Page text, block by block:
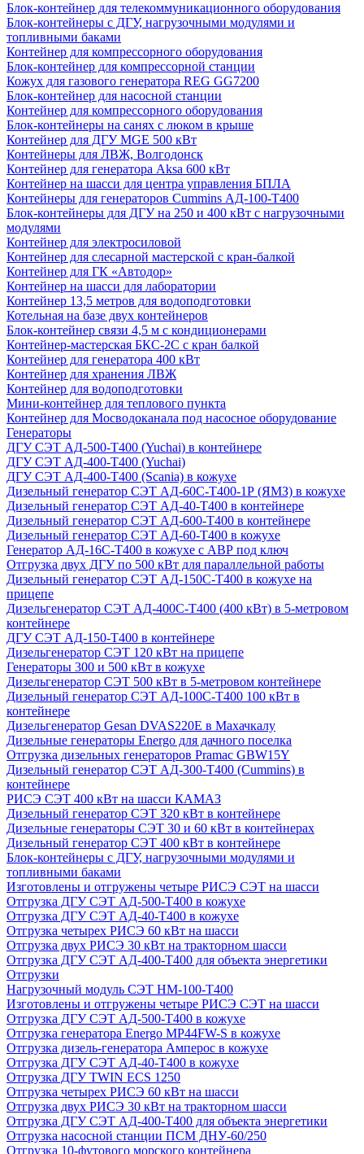
Блок-контейнер для телекоммуникационного оборудования
Блок-контейнеры с ДГУ, нагрузочными модулями и
топливными баками
Контейнер для компрессорного оборудования
Блок-контейнер для компрессорной станции
Кожух для газового генератора REG GG7200
Блок-контейнер для насосной станции
Контейнер для компрессорного оборудования
Блок-контейнеры на санях с люком в крыше
Контейнер для ДГУ MGE 500 кВт
Контейнеры для ЛВЖ, Волгодонск
Контейнер для генератора Aksa 600 кВт
Контейнер на шасси для центра управления БПЛА
Контейнеры для генераторов Cummins АД-100-Т400
Блок-контейнеры для ДГУ на 250 и 400 кВт с нагрузочными
модулями
Контейнер для электросиловой
Контейнер для слесарной мастерской с кран-балкой
Контейнер для ГК «Автодор»
Контейнер на шасси для лаборатории
Контейнер 13,5 метров для водоподготовки
Котельная на базе двух контейнеров
Блок-контейнер связи 4,5 м с кондиционерами
Контейнер-мастерская БКС-2С с кран балкой
Контейнер для генератора 400 кВт
Контейнер для хранения ЛВЖ
Контейнер для водоподготовки
Мини-контейнер для теплового пункта
Контейнер для Мосводоканала под насосное оборудование
Генераторы
ДГУ СЭТ АД-500-Т400 (Yuchai) в контейнере
ДГУ СЭТ АД-400-Т400 (Yuchai)
ДГУ СЭТ АД-400-Т400 (Scania) в кожухе
Дизельный генератор СЭТ АД-60С-Т400-1Р (ЯМЗ) в кожухе
Дизельный генератор СЭТ АД-40-Т400 в контейнере
Дизельный генератор СЭТ АД-600-Т400 в контейнере
Дизельный генератор СЭТ АД-60-Т400 в кожухе
Генератор АД-16С-Т400 в кожухе с АВР под ключ
Отгрузка двух ДГУ по 500 кВт для параллельной работы
Дизельный генератор СЭТ АД-150С-Т400 в кожухе на
прицепе
Дизельгенератор СЭТ АД-400С-Т400 (400 кВт) в 5-метровом
контейнере
ДГУ СЭТ АД-150-Т400 в контейнере
Дизельгенератор СЭТ 120 кВт на прицепе
Генераторы 300 и 500 кВт в кожухе
Дизельгенератор СЭТ 500 кВт в 5-метровом контейнере
Дизельный генератор СЭТ АД-100С-Т400 100 кВт в
контейнере
Дизельгенератор Gesan DVAS220E в Махачкалу
Дизельные генераторы Energo для дачного поселка
Отгрузка дизельных генераторов Pramac GВW15Y
Дизельный генератор СЭТ АД-300-Т400 (Cummins) в
контейнере
РИСЭ СЭТ 400 кВт на шасси КАМАЗ
Дизельный генератор СЭТ 320 кВт в контейнере
Дизельные генераторы СЭТ 30 и 60 кВт в контейнерах
Дизельный генератор СЭТ 400 кВт в контейнере
Блок-контейнеры с ДГУ, нагрузочными модулями и
топливными баками
Изготовлены и отгружены четыре РИСЭ СЭТ на шасси
Отгрузка ДГУ СЭТ АД-500-Т400 в кожухе
Отгрузка ДГУ СЭТ АД-40-Т400 в кожухе
Отгрузка четырех РИСЭ 60 кВт на шасси
Отгрузка двух РИСЭ 30 кВт на тракторном шасси
Отгрузка ДГУ СЭТ АД-400-Т400 для объекта энергетики
Отгрузки
Нагрузочный модуль СЭТ НМ-100-Т400
Изготовлены и отгружены четыре РИСЭ СЭТ на шасси
Отгрузка ДГУ СЭТ АД-500-Т400 в кожухе
Отгрузка генератора Energo MP44FW-S в кожухе
Отгрузка дизель-генератора Амперос в кожухе
Отгрузка ДГУ СЭТ АД-40-Т400 в кожухе
Отгрузка ДГУ TWIN ECS 1250
Отгрузка четырех РИСЭ 60 кВт на шасси
Отгрузка двух РИСЭ 30 кВт на тракторном шасси
Отгрузка ДГУ СЭТ АД-400-Т400 для объекта энергетики
Отгрузка насосной станции ПСМ ДНУ-60/250
Отгрузка 10-футового морского контейнера